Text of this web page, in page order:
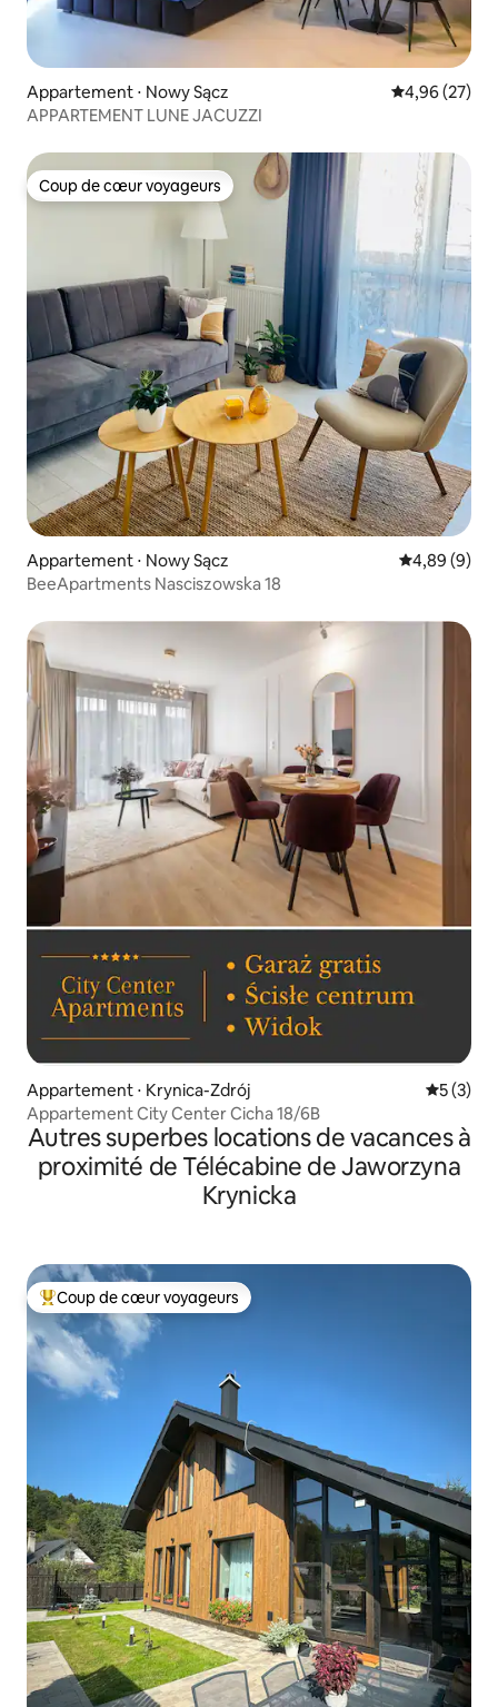
Appartement ⋅ Nowy Sącz Évaluation
4,96 (27)
APPARTEMENT LUNE JACUZZI
Coup de cœur voyageurs
Coup de cœur voyageurs
Appartement ⋅ Nowy Sącz Évaluation
4,89 (9)
BeeApartments Nasciszowska 18
Appartement ⋅ Krynica-Zdrój
5 (3)
Appartement City Center Cicha 18/6B
Autres superbes locations de vacances à
proximité de Télécabine de Jaworzyna
Krynicka
Coups de cœur voyageurs les plus appréciés
Coup de cœur voyageurs